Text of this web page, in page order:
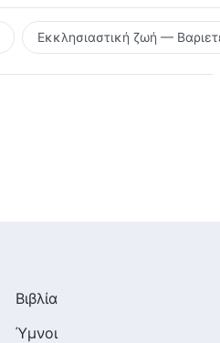
Εκκλησιαστική ζωή —
Βιβλία
Ύμνοι